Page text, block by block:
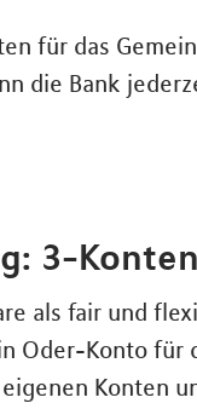
für das
die Bank
3-
als fair und
Oder-Konto für
Konten